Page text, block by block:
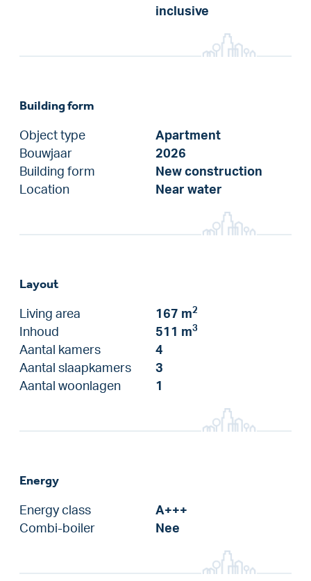
inclusive
Building form
Object type
Apartment
Bouwjaar
2026
Building form
New construction
Location
Near water
Layout
Living area 167 m2
Inhoud 511 m3
Aantal kamers
4
Aantal slaapkamers
3
Aantal woonlagen
1
Energy
Energy class
A+++
Combi-boiler
Nee